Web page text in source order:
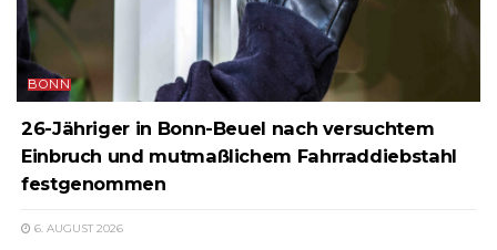
BONN
26-Jähriger in Bonn-Beuel nach versuchtem
Einbruch und mutmaßlichem Fahrraddiebstahl
festgenommen
6. AUGUST 2026